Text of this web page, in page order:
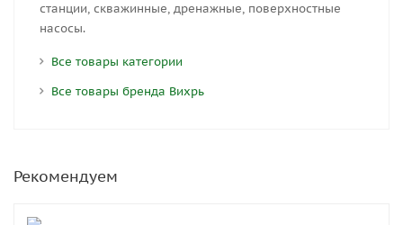
станции, скважинные, дренажные, поверхностные
насосы.
Все товары категории
Все товары бренда Вихрь
Рекомендуем